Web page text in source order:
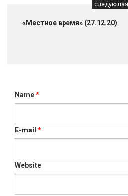
следующая
«Местное время» (27.12.20)
Name*
E-mail *
Website